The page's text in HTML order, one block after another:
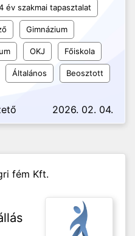
év szakmai tapasztalat
Gimnázium
OKJ Főiskola
Általános Beosztott
2026. 02. 04.
fém Kft.